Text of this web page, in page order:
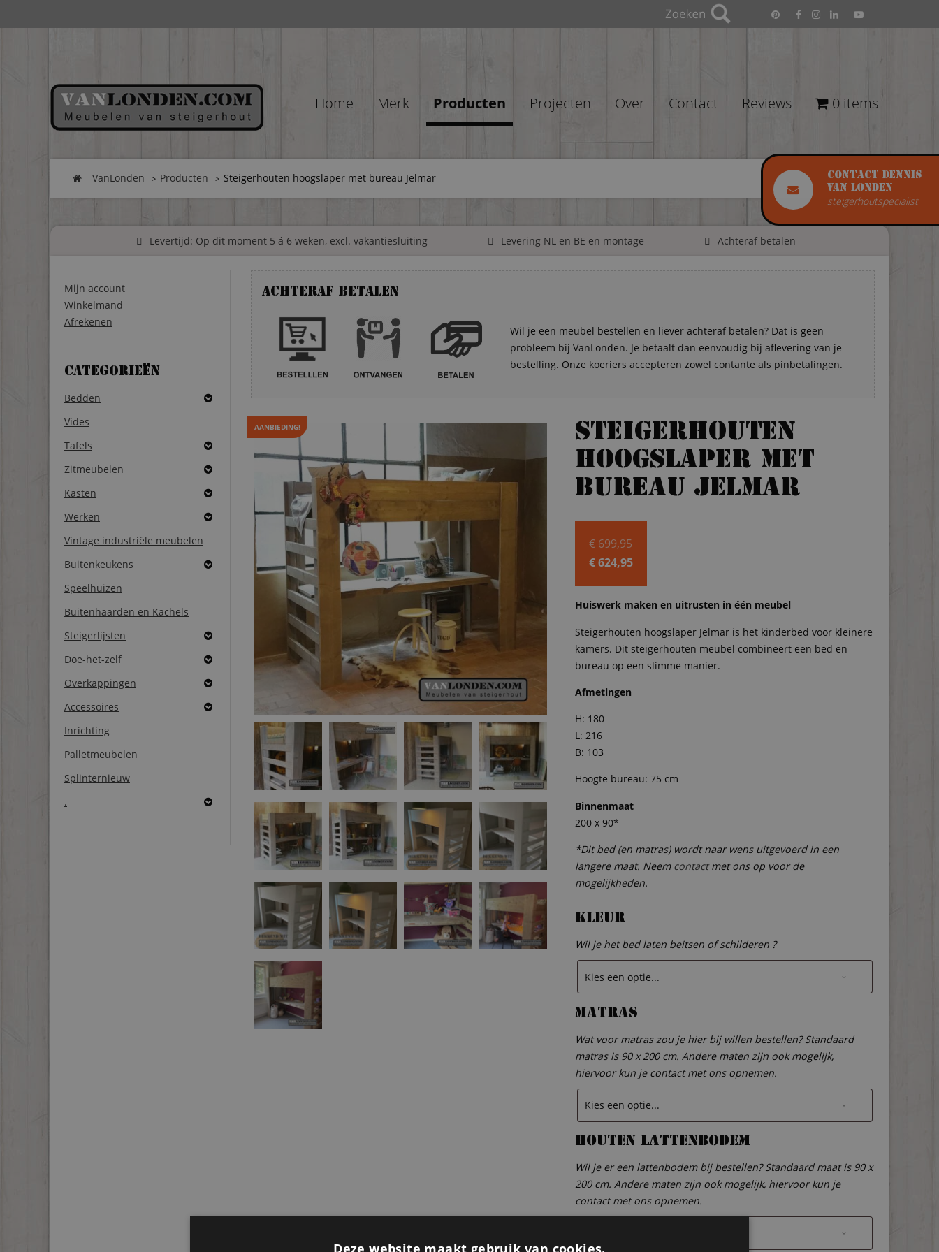
Contact Dennis
van Londen
steigerhoutspecialist
Home Merk Producten Projecten Over Contact Reviews 0 items
VanLonden Producten Steigerhouten hoogslaper met bureau Jelmar
Levertijd: Op dit moment 5 á 6 weken, excl. vakantiesluiting Levering NL en BE en montage Achteraf betalen
Mijn account
Winkelmand
Afrekenen
Categorieën
Bedden
Vides
Tafels
Zitmeubelen
Kasten
Werken
Vintage industriële meubelen
Buitenkeukens
Speelhuizen
Buitenhaarden en Kachels
Steigerlijsten
Doe-het-zelf
Overkappingen
Accessoires
Inrichting
Palletmeubelen
Splinternieuw
.
Achteraf betalen
Wil je een meubel bestellen en liever achteraf betalen? Dat is geen
probleem bij VanLonden. Je betaalt dan eenvoudig bij aflevering van je
bestelling. Onze koeriers accepteren zowel contante als pinbetalingen.
AANBIEDING!
Steigerhouten
hoogslaper met
bureau Jelmar
€699,95Oorspronkelijke
prijs
€ 699,95.
€624,95
prijs
€ 624,95.
Huiswerk maken en uitrusten in één meubel
Steigerhouten hoogslaper Jelmar is het kinderbed voor kleinere
kamers. Dit steigerhouten meubel combineert een bed en
bureau op een slimme manier.
Afmetingen
H: 180
L: 216
B: 103
Hoogte bureau: 75 cm
Binnenmaat
200 x 90*
*Dit bed (en matras) wordt naar wens uitgevoerd in een
langere maat. Neem contactmet ons op voor de
mogelijkheden.
Kleur
Wil je het bed laten beitsen of schilderen ?
Matras
Wat voor matras zou je hier bij willen bestellen? Standaard
matras is 90 x 200 cm. Andere maten zijn ook mogelijk,
hiervoor kun je contact met ons opnemen.
Houten lattenbodem
Wil je er een lattenbodem bij bestellen? Standaard maat is 90 x
200 cm. Andere maten zijn ook mogelijk, hiervoor kun je
contact met ons opnemen.
Deze website maakt gebruik van cookies.